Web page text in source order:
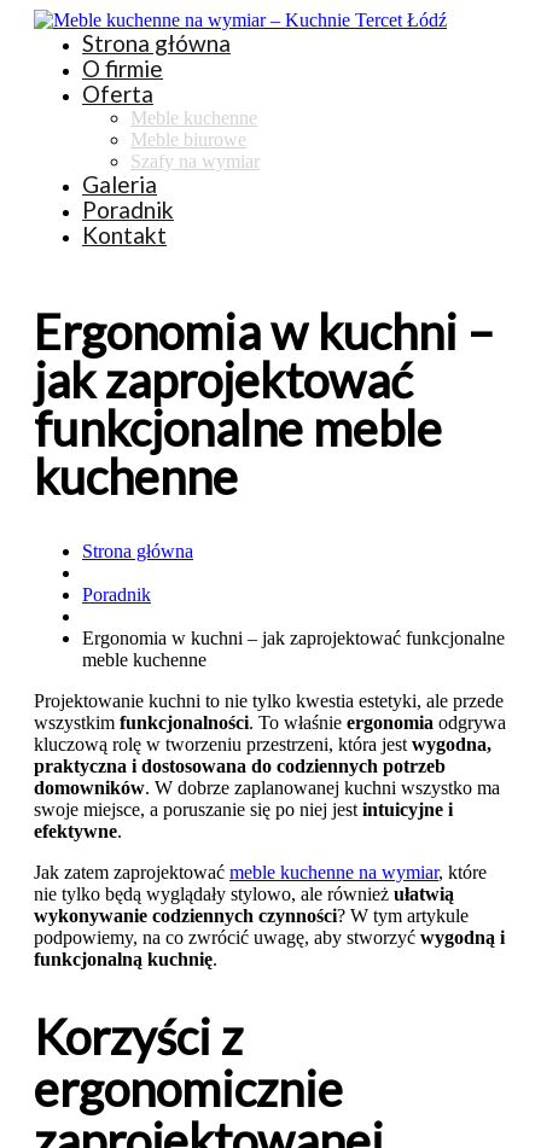
Strona główna
O firmie
Oferta
Meble kuchenne
Meble biurowe
Szafy na wymiar
Galeria
Poradnik
Kontakt
Ergonomia w kuchni –
jak zaprojektować
funkcjonalne meble
kuchenne
Strona główna
Poradnik
Ergonomia w kuchni – jak zaprojektować funkcjonalne
meble kuchenne
Projektowanie kuchni to nie tylko kwestia estetyki, ale przede
wszystkim funkcjonalności. To właśnie ergonomia odgrywa
kluczową rolę w tworzeniu przestrzeni, która jest wygodna,
praktyczna i dostosowana do codziennych potrzeb
domowników. W dobrze zaplanowanej kuchni wszystko ma
swoje miejsce, a poruszanie się po niej jest intuicyjne i
efektywne.
Jak zatem zaprojektować meble kuchenne na wymiar, które
nie tylko będą wyglądały stylowo, ale również ułatwią
wykonywanie codziennych czynności? W tym artykule
podpowiemy, na co zwrócić uwagę, aby stworzyć wygodną i
funkcjonalną kuchnię.
Korzyści z
ergonomicznie